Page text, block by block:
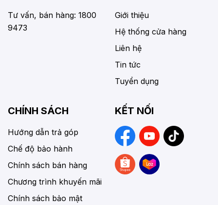
Tư vấn, bán hàng: 1800
9473
Giới thiệu
Hệ thống cửa hàng
Liên hệ
Tin tức
Tuyển dụng
CHÍNH SÁCH
Hướng dẫn trả góp
Chế độ bảo hành
Chính sách bán hàng
Chương trình khuyến mãi
Chính sách bảo mật
KẾT NỐI